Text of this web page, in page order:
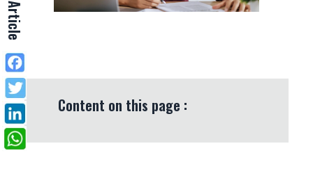
Article
Content on this page :